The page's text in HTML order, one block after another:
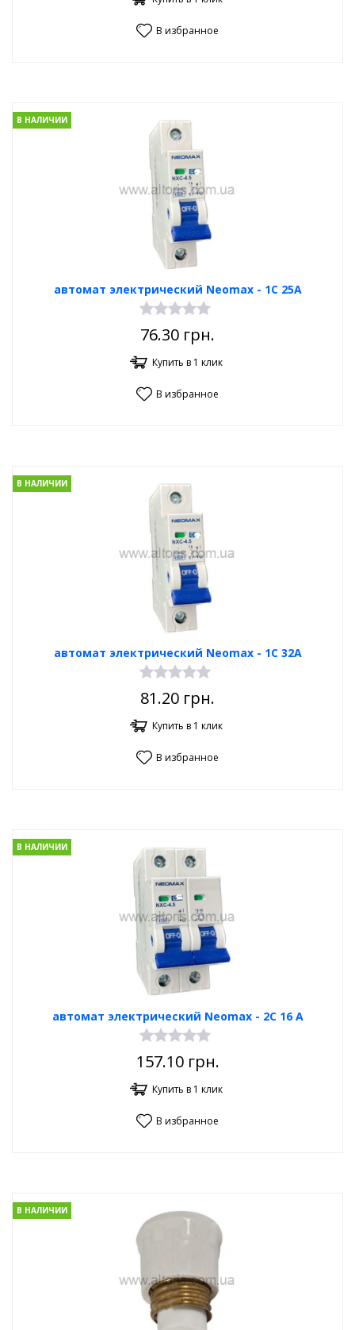
В избранное
автомат электрический Neomax - 1С 25А
В НАЛИЧИИ
76.30 грн.
Купить в 1 клик
В избранное
автомат электрический Neomax - 1С 32А
В НАЛИЧИИ
81.20 грн.
Купить в 1 клик
В избранное
автомат электрический Neomax - 2С 16 А
В НАЛИЧИИ
157.10грн.
Купить в 1 клик
В избранное
В НАЛИЧИИ